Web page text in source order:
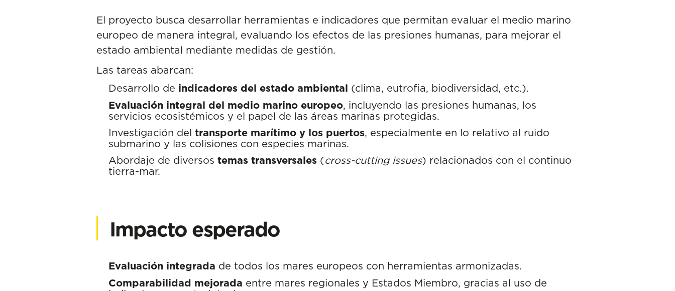
El proyecto busca desarrollar herramientas e indicadores que permitan evaluar el medio marino
europeo de manera integral, evaluando los efectos de las presiones humanas, para mejorar el
estado ambiental mediante medidas de gestión.
Las tareas abarcan:
Desarrollo de indicadores del estado ambiental (clima, eutrofia, biodiversidad, etc.).
Evaluación integral del medio marino europeo, incluyendo las presiones humanas, los
servicios ecosistémicos y el papel de las áreas marinas protegidas.
Investigación del transporte marítimo y los puertos, especialmente en lo relativo al ruido
submarino y las colisiones con especies marinas.
Abordaje de diversos temas transversales (cross-cutting issues) relacionados con el continuo
tierra-mar.
Impacto esperado
Evaluación integrada de todos los mares europeos con herramientas armonizadas.
Comparabilidad mejorada entre mares regionales y Estados Miembro, gracias al uso de